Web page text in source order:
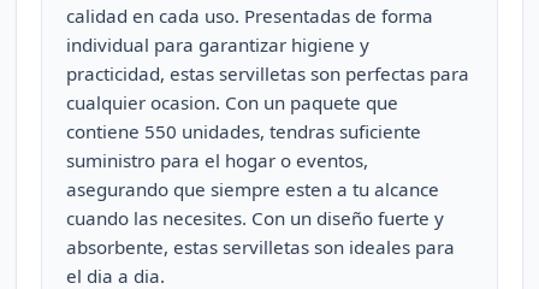
calidad en cada uso. Presentadas de forma
individual para garantizar higiene y
practicidad, estas servilletas son perfectas para
cualquier ocasion. Con un paquete que
contiene 550 unidades, tendras suficiente
suministro para el hogar o eventos,
asegurando que siempre esten a tu alcance
cuando las necesites. Con un diseño fuerte y
absorbente, estas servilletas son ideales para
el dia a dia.